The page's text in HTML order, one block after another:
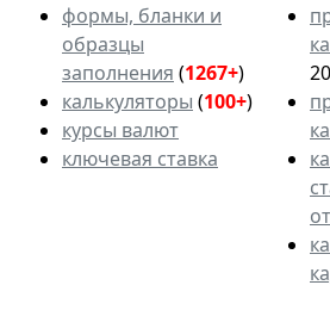
формы, бланки и
образцы
заполнения (1267+)
калькуляторы (100+)
курсы валют
ключевая ставка